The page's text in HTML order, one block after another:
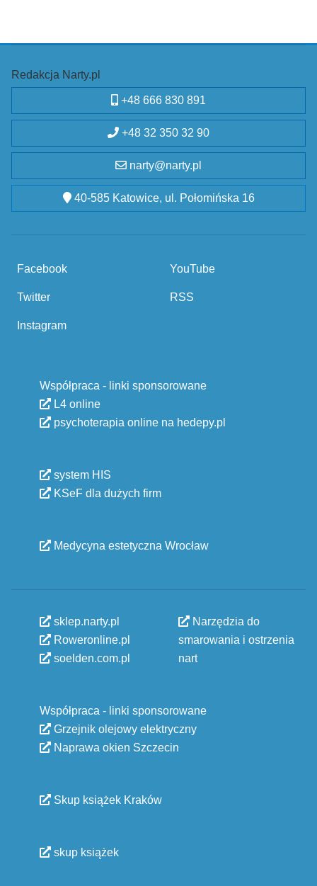
Redakcja Narty.pl
+48 666 830 891
+48 32 350 32 90
narty@narty.pl
40-585 Katowice, ul. Połomińska 16
Facebook
Twitter
Instagram
YouTube
RSS
Współpraca - linki sponsorowane
L4 online
psychoterapia online na hedepy.pl
system HIS
KSeF dla dużych firm
Medycyna estetyczna Wrocław
sklep.narty.pl
Roweronline.pl
soelden.com.pl
Narzędzia do
smarowania i ostrzenia
nart
Współpraca - linki sponsorowane
Grzejnik olejowy elektryczny
Naprawa okien Szczecin
Skup książek Kraków
skup książek